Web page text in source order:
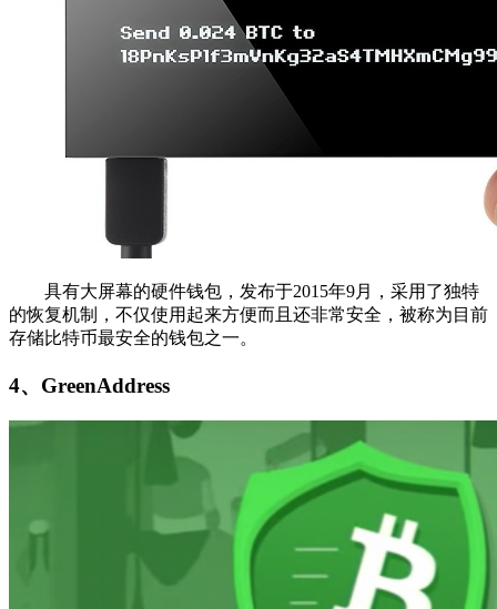
具有大屏幕的硬件钱包，发布于2015年9月，采用了独特
的恢复机制，不仅使用起来方便而且还非常安全，被称为目前
存储比特币最安全的钱包之一。
4、GreenAddress